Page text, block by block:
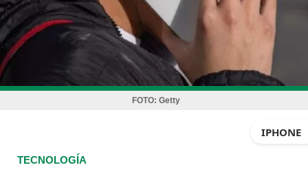
FOTO: Getty
IPHONE
TECNOLOGÍA